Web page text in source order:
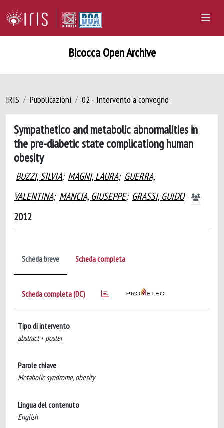
Bicocca Open Archive
IRIS Pubblicazioni 02 - Intervento a convegno
Sympathetico and metabolic abnormalities in
the pre-diabetic state complicationg human
obesity
BUZZI, SILVIA; MAGNI, LAURA; GUERRA,
VALENTINA; MANCIA, GIUSEPPE; GRASSI, GUIDO
2012
Scheda breve Scheda completa
Scheda completa (DC)
Tipo di intervento
abstract + poster
Parole chiave
Metabolic syndrome, obesity
Lingua del contenuto
English